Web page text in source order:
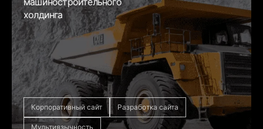
холдинга
Корпоративный сайт Разработка сайта
Мультиязычность